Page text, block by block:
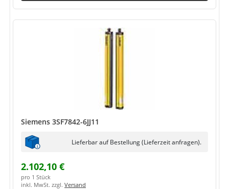
Siemens 3SF7842-6JJ11
Lieferbar auf Bestellung (Lieferzeit anfragen).
2.102,10 €
pro 1 Stück
inkl. MwSt. zzgl. Versand